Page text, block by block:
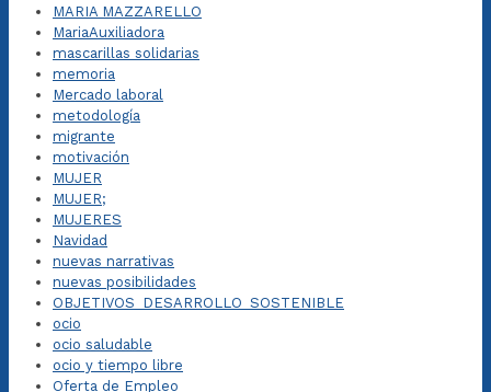
MARIA MAZZARELLO
MariaAuxiliadora
mascarillas solidarias
memoria
Mercado laboral
metodología
migrante
motivación
MUJER
MUJER;
MUJERES
Navidad
nuevas narrativas
nuevas posibilidades
OBJETIVOS_DESARROLLO_SOSTENIBLE
ocio
ocio saludable
ocio y tiempo libre
Oferta de Empleo